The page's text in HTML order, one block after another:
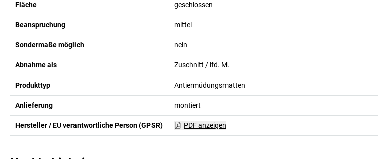
Fläche geschlossen
Beanspruchung mittel
Sondermaße möglich nein
Abnahme als Zuschnitt / lfd. M.
Produkttyp Antiermüdungsmatten
Anlieferung montiert
Hersteller / EU verantwortliche Person (GPSR) PDF anzeigen